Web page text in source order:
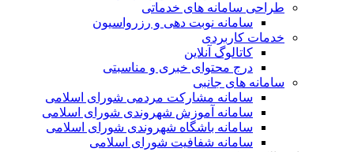
طراحی سامانه های خدماتی
سامانه نوبت دهی و رزرواسیون
خدمات کاربردی
کاتالوگ آنلاین
درج محتوای خبری و مناسبتی
سامانه های جانبی
سامانه مشارکت مردمی شورای اسلامی
سامانه آموزش شهروندی شورای اسلامی
سامانه باشگاه شهروندی شورای اسلامی
سامانه شفافیت شورای اسلامی